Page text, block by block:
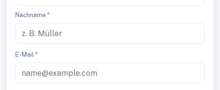
Nachname *
E-Mail *